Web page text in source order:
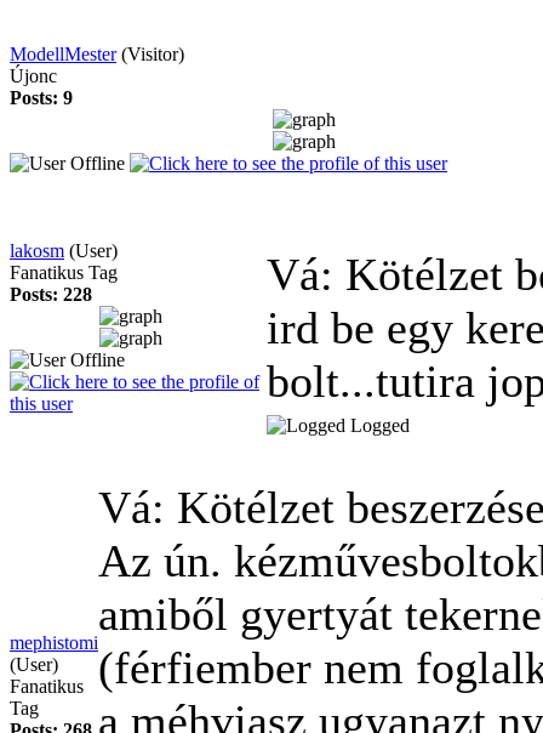
ModellMester (Visitor)
Újonc
Posts: 9
lakosm (User)
Fanatikus Tag
Posts: 228
Vá: Kötélzet
ird be egy
bolt...tutira
Logged
mephistomi
(User)
Fanatikus
Tag
Vá: Kötélzet
Az ún.
amiből gyertyát
(férfiember nem
a méhviasz ugyanazt